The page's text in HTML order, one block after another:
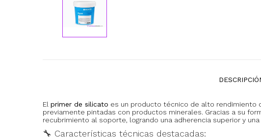
El primer de silicato es un producto técnico de alto rendimiento
previamente pintadas con productos minerales. Gracias a su
recubrimiento al soporte, logrando una adherencia superior y
🔧 Características técnicas destacadas: